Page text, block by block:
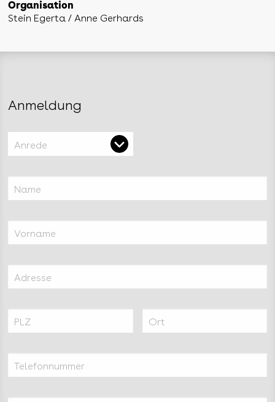
Organisation
Stein Egerta / Anne Gerhards
Anmeldung
Anrede
Name
Vorname
Adresse
PLZ Ort
Telefonnummer